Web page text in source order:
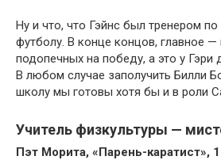
Ну и что, что Гэйнс был тренером
футболу. В конце концов, главное —
подопечных на победу, а это у Гэри
В любом случае заполучить Билли
школу мы готовы хотя бы и в роли
Учитель физкультуры —
Пэт Морита, «Парень-каратист»,